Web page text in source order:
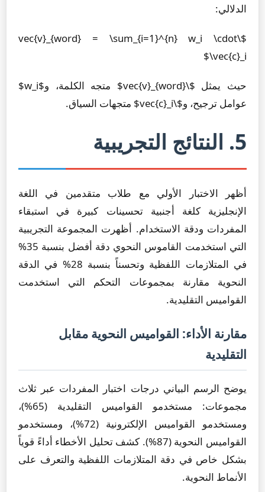
الدلالي:
$\vec{v}_{word} = \sum_{i=1}^{n} w_i \cdot
\vec{c}_i$
حيث يمثل $\vec{v}_{word}$ متجه الكلمة، و$w_i$
عوامل ترجيح، و$\vec{c}_i$ متجهات السياق.
5. النتائج التجريبية
أظهر الاختبار الأولي مع طلاب متقدمين في اللغة
الإنجليزية كلغة أجنبية تحسينات كبيرة في استبقاء
المفردات ودقة الاستخدام. أظهرت المجموعة التجريبية
التي استخدمت القاموس النحوي دقة أفضل بنسبة 35%
في المتلازمات اللفظية وتحسناً بنسبة 28% في الدقة
النحوية مقارنة بمجموعات التحكم التي استخدمت
القواميس التقليدية.
مقارنة الأداء: القواميس النحوية مقابل
التقليدية
يوضح الرسم البياني درجات اختبار المفردات عبر ثلاث
مجموعات: مستخدمو القواميس التقليدية (65%)،
ومستخدمو القواميس الإلكترونية (72%)، ومستخدمو
القواميس النحوية (87%). كشف تحليل الأخطاء أداءً قوياً
بشكل خاص في دقة المتلازمات اللفظية والتعرف على
الأنماط النحوية.